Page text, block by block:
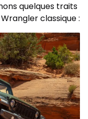
quelques traits
classique :